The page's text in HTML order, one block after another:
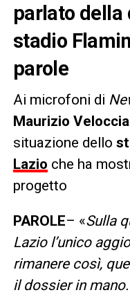
parlato della
stadio
parole
Ai microfoni di
Maurizio Veloccia
situazione dello
Lazio che ha
progetto
PAROLE– «Sulla
Lazio l’unico
rimanere così,
il dossier in